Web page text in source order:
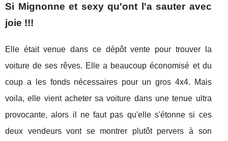
Si Mignonne et sexy qu'ont l'a sauter avec
joie !!!
Elle était venue dans ce dépôt vente pour trouver la
voiture de ses rêves. Elle a beaucoup économisé et du
coup a les fonds nécessaires pour un gros 4x4. Mais
voila, elle vient acheter sa voiture dans une tenue ultra
provocante, alors il ne faut pas qu'elle s'étonne si ces
deux vendeurs vont se montrer plutôt pervers à son